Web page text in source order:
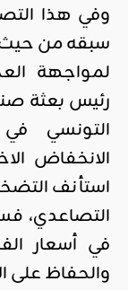
وفي هذا
سبقه من حيث
لمواجهة
رئيس بعثة
التونسي
الانخفاض
استأنف
التصاعدي،
في أسعار
والحفاظ على